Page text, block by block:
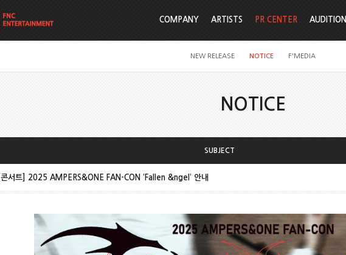
COMPANY ARTISTS PR CENTER
NEW RELEASE NOTICE F'MEDIA
AUDITION
NOTICE
SUBJECT
[콘서트] 2025 AMPERS&ONE FAN-CON ‘Fallen &ngel’ 안내